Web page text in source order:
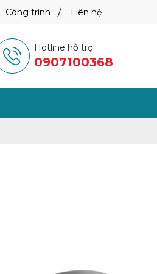
Công trình Liên hệ
Hotline hỗ trợ:
0907100368